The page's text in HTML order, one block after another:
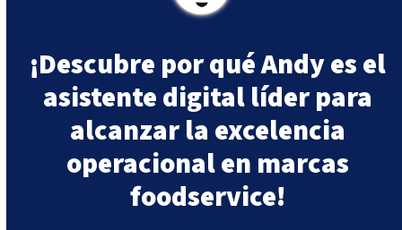
¡Descubre por qué Andy es el
asistente digital líder para
alcanzar la excelencia
operacional en marcas
foodservice!